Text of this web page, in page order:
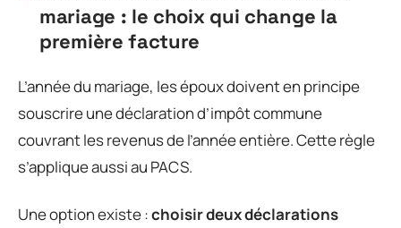
mariage : le choix qui change la
première facture
L’année du mariage, les époux doivent en principe
souscrire une déclaration d’impôt commune
couvrant les revenus de l’année entière. Cette règle
s’applique aussi au PACS.
Une option existe :choisir deux déclarations